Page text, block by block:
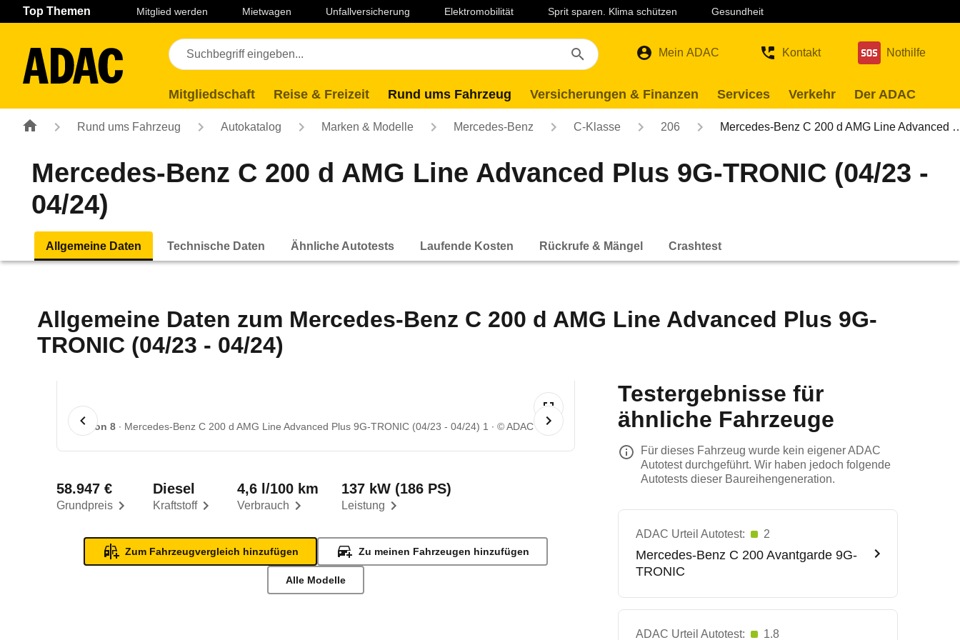
Navigation Seiteninhalt Fußzeile
Top Themen Mitglied werden Mietwagen Unfallversicherung Elektromobilität Sprit sparen. Klima schützen Gesundheit
Mein ADAC Kontakt Nothilfe
Mitgliedschaft Reise & Freizeit Rund ums Fahrzeug Versicherungen & Finanzen Services Verkehr Der ADAC
Rund ums Fahrzeug Autokatalog Marken & Modelle Mercedes-Benz C-Klasse 206 Mercedes-Benz C 200 d AMG Line Advanced
Mercedes-Benz C 200 d AMG Line Advanced Plus 9G-TRONIC (04/23 -
04/24)
Allgemeine Daten Technische Daten Ähnliche Autotests Laufende Kosten Rückrufe & Mängel Crashtest
Allgemeine Daten zum Mercedes-Benz C 200 d AMG Line Advanced Plus 9G-
TRONIC (04/23 - 04/24)
1 von 8 Mercedes-Benz C 200 d AMG Line Advanced Plus 9G-TRONIC (04/23 - 04/24) 1 © ADAC
Grundpreis
58.947 €
Kraftstoff
Diesel
Verbrauch
4,6 l/100 km
Leistung
137 kW (186 PS)
Zum Fahrzeugvergleich hinzufügen Zu meinen Fahrzeugen hinzufügen
Alle Modelle
Testergebnisse für
ähnliche Fahrzeuge
Für dieses Fahrzeug wurde kein eigener ADAC
Autotest durchgeführt. Wir haben jedoch folgende
Autotests dieser Baureihengeneration.
ADAC Urteil Autotest: 2
Mercedes-Benz C 200 Avantgarde 9G-
TRONIC
ADAC Urteil Autotest: 1.8